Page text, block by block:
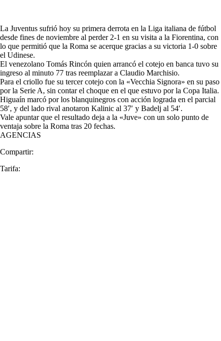
La Juventus sufrió hoy su primera derrota en la Liga italiana de fútbol
desde fines de noviembre al perder 2-1 en su visita a la Fiorentina, con
lo que permitió que la Roma se acerque gracias a su victoria 1-0 sobre
el Udinese.
El venezolano Tomás Rincón quien arrancó el cotejo en banca tuvo su
ingreso al minuto 77 tras reemplazar a Claudio Marchisio.
Para el criollo fue su tercer cotejo con la «Vecchia Signora» en su paso
por la Serie A, sin contar el choque en el que estuvo por la Copa Italia.
Higuaín marcó por los blanquinegros con acción lograda en el parcial
58′, y del lado rival anotaron Kalinic al 37′ y Badelj al 54′.
Vale apuntar que el resultado deja a la «Juve» con un solo punto de
ventaja sobre la Roma tras 20 fechas.
AGENCIAS
Compartir:
Tarifa: